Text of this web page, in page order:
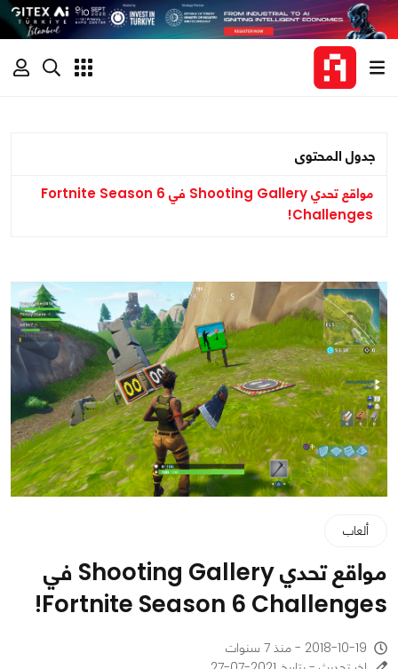
جدول المحتوى
مواقع تحدي Shooting Gallery في Fortnite Season 6
Challenges!
ألعاب
مواقع تحدي Shooting Gallery في
Fortnite Season 6 Challenges!
2018-10-19 - منذ 7 سنوات